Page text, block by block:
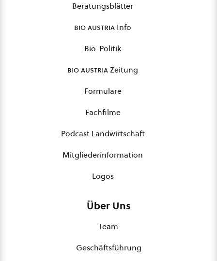
Beratungsblätter
bio austria Info
Bio-Politik
bio austriaZeitung
Formulare
Fachfilme
Podcast Landwirtschaft
Mitgliederinformation
Logos
Über Uns
Team
Geschäftsführung